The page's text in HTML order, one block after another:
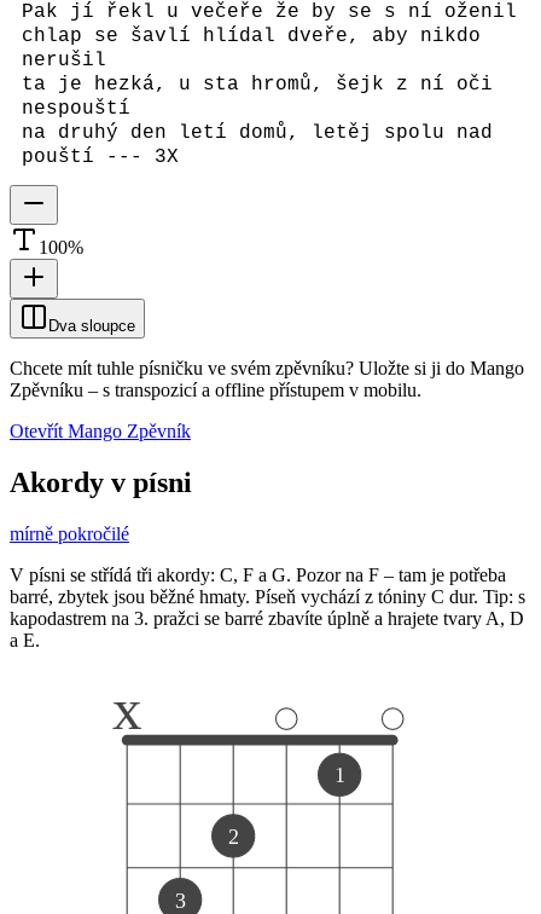
Pak jí řekl u večeře že by se s ní oženil
chlap se šavlí hlídal dveře, aby nikdo
nerušil
ta je hezká, u sta hromů, šejk z ní oči
nespouští
na druhý den letí domů, letěj spolu nad
pouští --- 3X
100%
Dva sloupce
Chcete mít tuhle písničku ve svém zpěvníku? Uložte si ji do Mango
Zpěvníku – s transpozicí a offline přístupem v mobilu.
Otevřít Mango Zpěvník
Akordy v písni
mírně pokročilé
V písni se střídá tři akordy: C, F a G. Pozor na F – tam je potřeba
barré, zbytek jsou běžné hmaty. Píseň vychází z tóniny C dur. Tip: s
kapodastrem na 3. pražci se barré zbavíte úplně a hrajete tvary A, D
a E.
x
3
2
1